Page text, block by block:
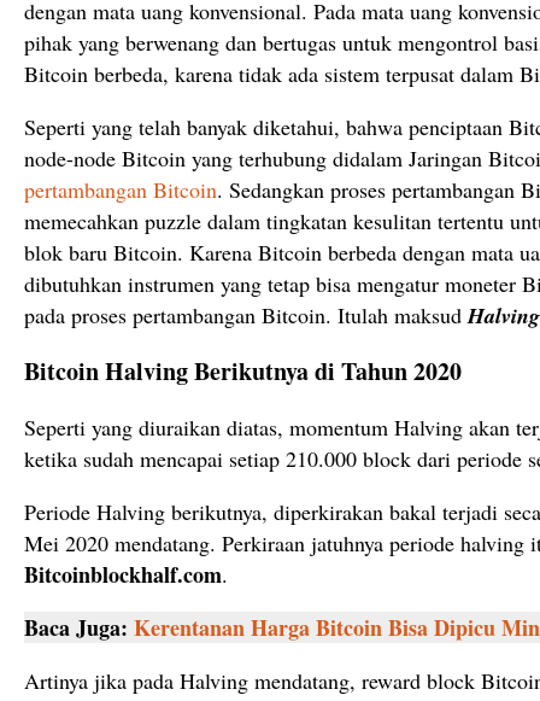
dengan mata uang konvensional. Pada mata uang
pihak yang berwenang dan bertugas untuk mengontrol
Bitcoin berbeda, karena tidak ada sistem terpusat dalam
Seperti yang telah banyak diketahui, bahwa penciptaan
node-node Bitcoin yang terhubung didalam Jaringan
pertambangan Bitcoin. Sedangkan proses pertambangan
memecahkan puzzle dalam tingkatan kesulitan tertentu
blok baru Bitcoin. Karena Bitcoin berbeda dengan mata
dibutuhkan instrumen yang tetap bisa mengatur moneter
pada proses pertambangan Bitcoin. Itulah maksud Halving
Bitcoin Halving Berikutnya di Tahun 2020
Seperti yang diuraikan diatas, momentum Halving akan
ketika sudah mencapai setiap 210.000 block dari periode
Periode Halving berikutnya, diperkirakan bakal terjadi
Mei 2020 mendatang. Perkiraan jatuhnya periode halving
Bitcoinblockhalf.com.
Baca Juga: Kerentanan Harga Bitcoin Bisa Dipicu
Artinya jika pada Halving mendatang, reward block